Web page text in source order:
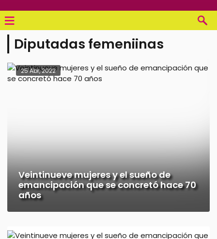
≡
Diputadas femeniinas
25 Abr, 2022
Veintinueve mujeres y el sueño de
emancipación que se concretó hace 70
años